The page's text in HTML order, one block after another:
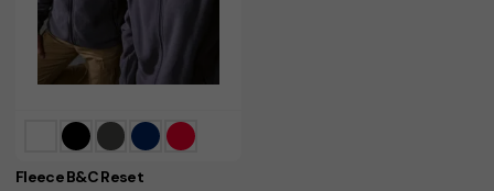
Fleece B&C Reset